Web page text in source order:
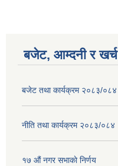
बजेट, आम्दनी र खर्च
बजेट तथा कार्यक्रम २०८३/०८४
नीति तथा कार्यक्रम २०८३/०८४
१७ ‌‍औं नगर सभाकाे निर्णय